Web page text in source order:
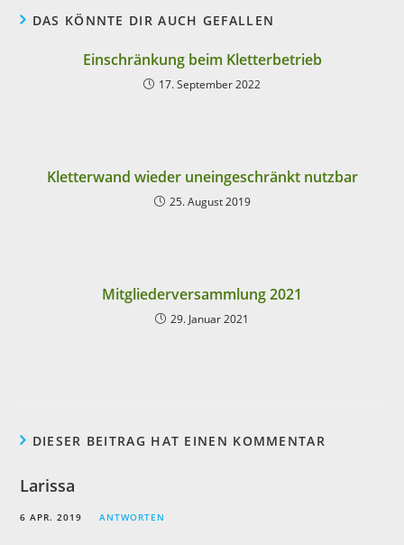
DAS KÖNNTE DIR AUCH GEFALLEN
Einschränkung beim Kletterbetrieb
17. September 2022
Kletterwand wieder uneingeschränkt nutzbar
25. August 2019
Mitgliederversammlung 2021
29. Januar 2021
DIESER BEITRAG HAT EINEN KOMMENTAR
Larissa
6 APR. 2019 ANTWORTEN